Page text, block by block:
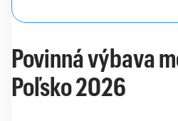
Povinná výbava
Poľsko 2026